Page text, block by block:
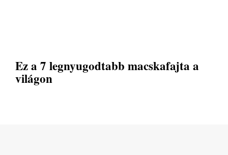
Ez a 7 legnyugodtabb macskafajta a
világon